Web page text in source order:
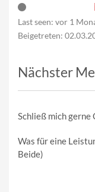
Last seen: vor 1
Beigetreten:
Nächster
Schließ mich gerne
Was für eine
Beide)